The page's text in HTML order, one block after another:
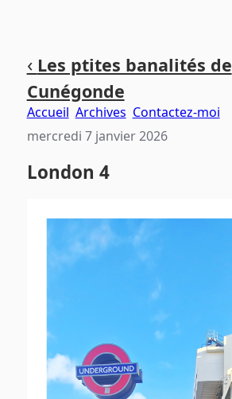
contenu
principal
menu
principal
‹ Les ptites banalités de
Cunégonde
Accueil Archives Contactez-moi
mercredi 7 janvier 2026
London 4